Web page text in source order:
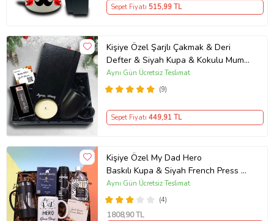
Sepet Fiyatı 515,99 TL
Kişiye Özel Şarjlı Çakmak & Deri
Defter & Siyah Kupa & Kokulu Mum
Sevgiliye Hediye
(9)
Aynı Gün Ücretsiz Teslimat
Sepet Fiyatı 449,91 TL
Kişiye Özel My Dad Hero
Baskılı Kupa & Siyah French Press &
Alerya Premium Filtre Kahve & Erkek
Deodorant & Pomellos Kolonya
Hediye Setia
(4)
Aynı Gün Ücretsiz Teslimat
1808,90 TL